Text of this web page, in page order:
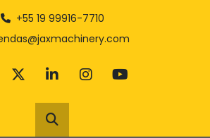
+55 19 99916-7710
twitterlinkedininstagram
youtube
Pesquisar